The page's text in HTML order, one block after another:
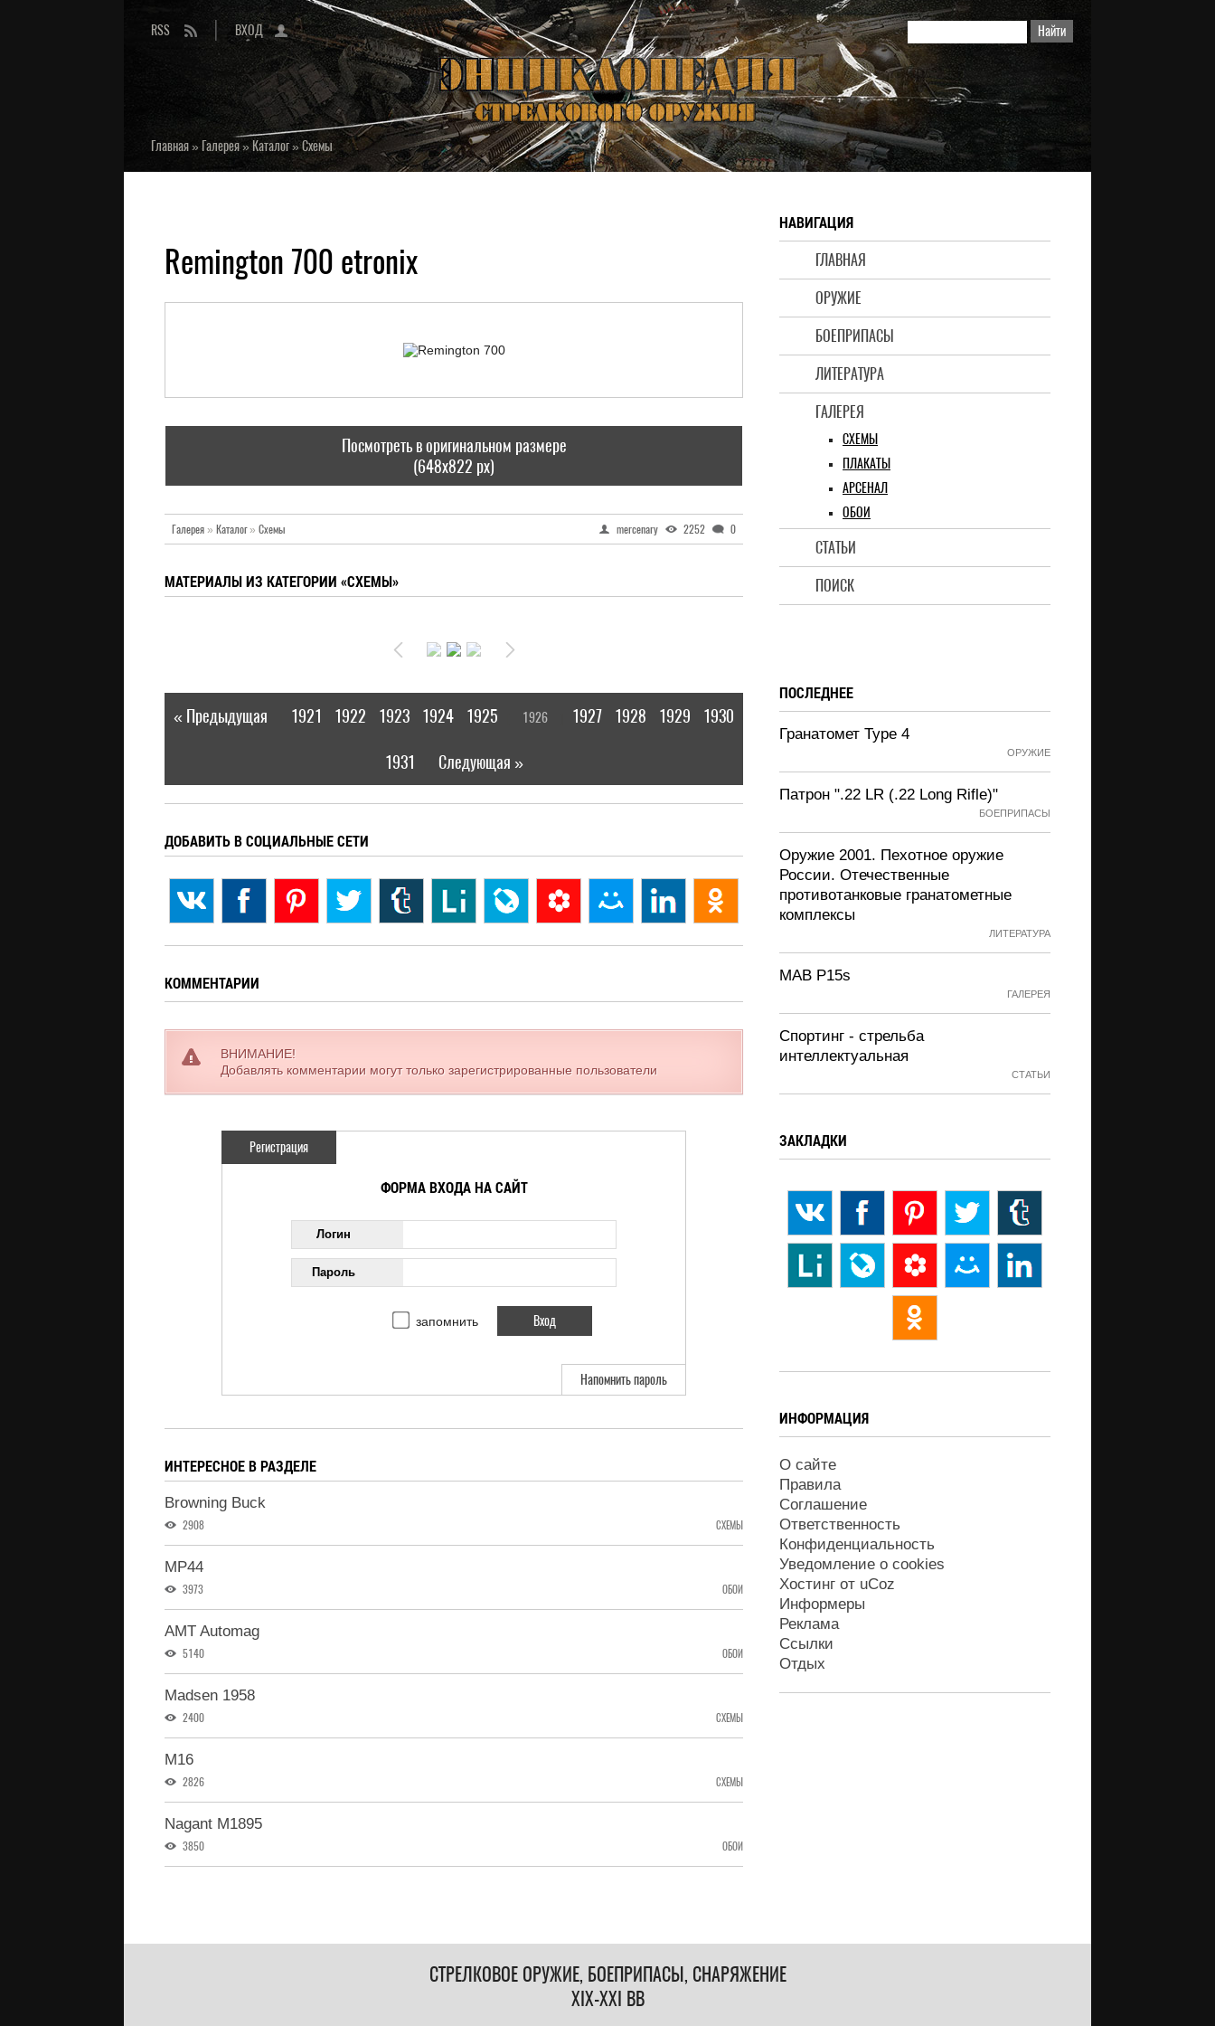
RSS ВХОД
Главная» Галерея»Каталог»Схемы
НАВИГАЦИЯ
ГЛАВНАЯ
ОРУЖИЕ
БОЕПРИПАСЫ
ЛИТЕРАТУРА
ГАЛЕРЕЯ
СХЕМЫ
ПЛАКАТЫ
АРСЕНАЛ
ОБОИ
СТАТЬИ
ПОИСК
Remington 700 etronix
Посмотреть в оригинальном размере
(648x822 px)
Галерея» Каталог» Схемы mercenary 2252 0
МАТЕРИАЛЫ ИЗ КАТЕГОРИИ «СХЕМЫ»
« Предыдущая 1921 1922 1923 1924 1925 1926 1927 1928 1929 1930
1931 Следующая »
ДОБАВИТЬ В СОЦИАЛЬНЫЕ СЕТИ
КОММЕНТАРИИ
ВНИМАНИЕ!
Добавлять комментарии могут только зарегистрированные пользователи
Регистрация
ФОРМА ВХОДА НА САЙТ
Логин
Пароль
запомнить
Напомнить пароль
ИНТЕРЕСНОЕ В РАЗДЕЛЕ
Browning Buck
2908 СХЕМЫ
MP44
3973 ОБОИ
AMT Automag
5140 ОБОИ
Madsen 1958
2400 СХЕМЫ
M16
2826 СХЕМЫ
Nagant M1895
3850 ОБОИ
ПОСЛЕДНЕЕ
Гранатомет Type 4
ОРУЖИЕ
Патрон ".22 LR (.22 Long Rifle)"
БОЕПРИПАСЫ
Оружие 2001. Пехотное оружие
России. Отечественные
противотанковые гранатометные
комплексы
ЛИТЕРАТУРА
MAB P15s
ГАЛЕРЕЯ
Спортинг - стрельба
интеллектуальная
СТАТЬИ
ЗАКЛАДКИ
ИНФОРМАЦИЯ
О сайте
Правила
Соглашение
Ответственность
Конфиденциальность
Уведомление о cookies
Хостинг от uCoz
Информеры
Реклама
Ссылки
Отдых
СТРЕЛКОВОЕ ОРУЖИЕ, БОЕПРИПАСЫ, СНАРЯЖЕНИЕ
XIX-XXI ВВ